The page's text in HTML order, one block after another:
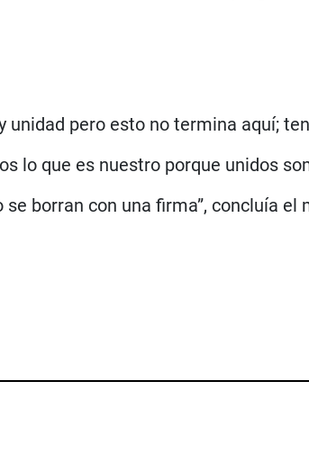
unidad pero esto no termina aquí;
lo que es nuestro porque unidos
borran con una firma”, concluía